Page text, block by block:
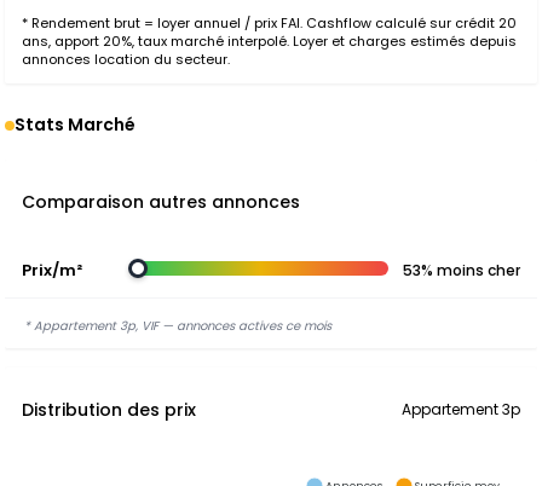
* Rendement brut = loyer annuel / prix FAI. Cashflow calculé sur crédit 20
ans, apport 20%, taux marché interpolé. Loyer et charges estimés depuis
annonces location du secteur.
Stats Marché
Comparaison autres annonces
Prix/m² 53% moins cher
* Appartement 3p, VIF — annonces actives ce mois
Distribution des prix Appartement 3p